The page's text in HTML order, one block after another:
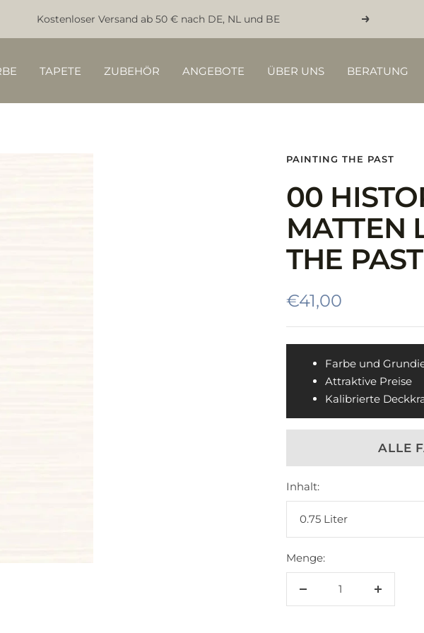
Kostenloser Versand ab 50 € nach DE, NL und BE Weiter
TAPETE ZUBEHÖR ANGEBOTE ÜBER UNS BERATUNG
PAINTING THE PAST
00
MATTEN
THE PAST
Angebotspreis
€41,00
Farbe und
Attraktive Preise
Kalibrierte
ALLE
Inhalt:
0.75 Liter
Menge:
Menge